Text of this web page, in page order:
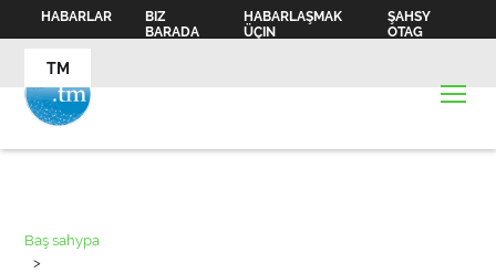
HABARLAR
BIZ
BARADA
HABARLAŞMAK
ÜÇIN
ŞAHSY
OTAG
TM
Baş sahypa
>